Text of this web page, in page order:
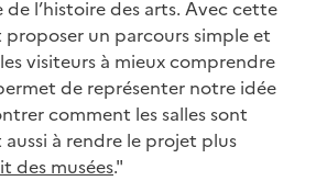
de l’histoire des arts. Avec cette
un parcours simple et
visiteurs à mieux comprendre
de représenter notre idée
comment les salles sont
aussi à rendre le projet plus
des musées."